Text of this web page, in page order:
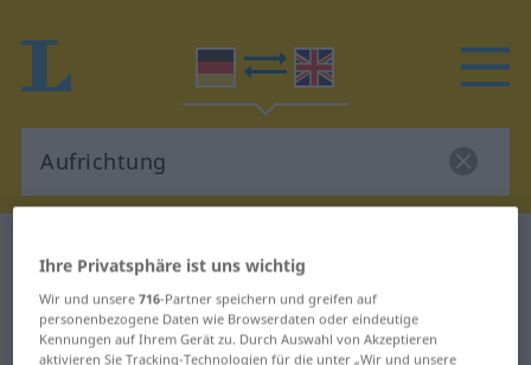
Deutsch-Englisch Übersetzung für
"Aufrichtung"
Ihre Privatsphäre ist uns wichtig
Wir und unsere716-Partner speichern und greifen auf
personenbezogene Daten wie Browserdaten oder eindeutige
Kennungen auf Ihrem Gerät zu. Durch Auswahl von Akzeptieren
aktivieren Sie Tracking-Technologien für die unter „Wir und unsere